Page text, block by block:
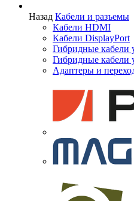
Назад Кабели и разъемы
Кабели HDMI
Кабели DisplayPort
Гибридные кабели
Гибридные кабели
Адаптеры и